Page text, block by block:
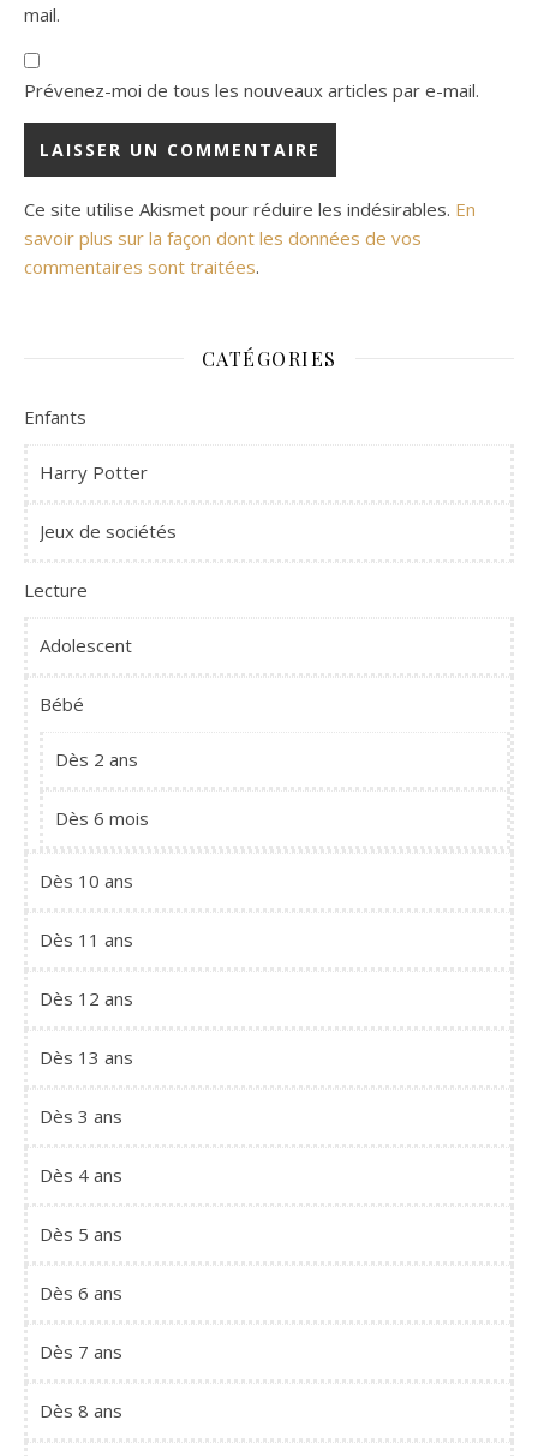
mail.
Prévenez-moi de tous les nouveaux articles par e-mail.
Ce site utilise Akismet pour réduire les indésirables. En
savoir plus sur la façon dont les données de vos
commentaires sont traitées.
CATÉGORIES
Enfants
Harry Potter
Jeux de sociétés
Lecture
Adolescent
Bébé
Dès 2 ans
Dès 6 mois
Dès 10 ans
Dès 11 ans
Dès 12 ans
Dès 13 ans
Dès 3 ans
Dès 4 ans
Dès 5 ans
Dès 6 ans
Dès 7 ans
Dès 8 ans